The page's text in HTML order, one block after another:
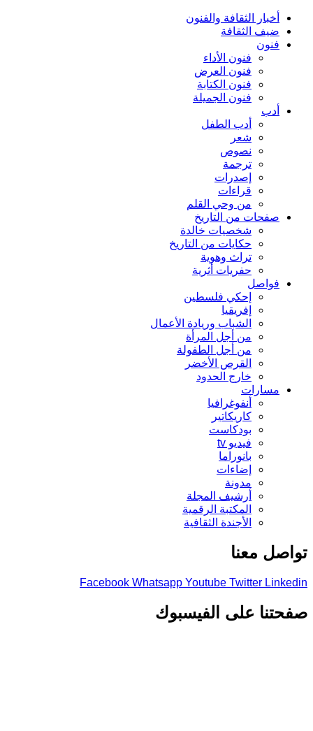
أخبار الثقافة والفنون
ضيف الثقافة
فنون
فنون الأداء
فنون العرض
فنون الكتابة
فنون الجميلة
أدب
أدب الطفل
شعر
نصوص
ترجمة
إصدرات
قراءات
من وحي القلم
صفحات من التاريخ
شخصيات خالدة
حكايات من التاريخ
تراث وهوية
حفريات أثرية
فواصل
إحكي فلسطين
إفريقيا
الشباب وريادة الأعمال
من أجل المرأة
من أجل الطفولة
القرص الأخضر
خارج الحدود
مسارات
أنفوغرافيا
كاريكاتير
بودكاست
فيديو tv
بانوراما
إضاءات
مدونة
أرشيف المجلة
المكتبة الرقمية
الأجندة الثقافية
تواصل معنا
Facebook Whatsapp Youtube Twitter Linkedin
صفحتنا على الفيسبوك